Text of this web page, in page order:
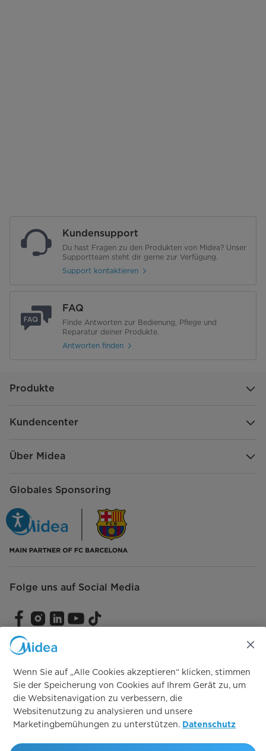
Kundensupport
Du hast Fragen zu den Produkten von Midea? Unser
Supportteam steht dir gerne zur Verfügung.
Support kontaktieren
FAQ
Finde Antworten zur Bedienung, Pflege und
Reparatur deiner Produkte.
Antworten finden
Produkte
Kundencenter
Über Midea
Globales Sponsoring
Folge uns auf Social Media
Kontaktiere unseren Support
Vertrag widerrufen
Vertrag widerrufen
Wenn Sie auf „Alle Cookies akzeptieren“ klicken, stimmen
Sie der Speicherung von Cookies auf Ihrem Gerät zu, um
die Websitenavigation zu verbessern, die
Websitenutzung zu analysieren und unsere
Marketingbemühungen zu unterstützen. Datenschutz